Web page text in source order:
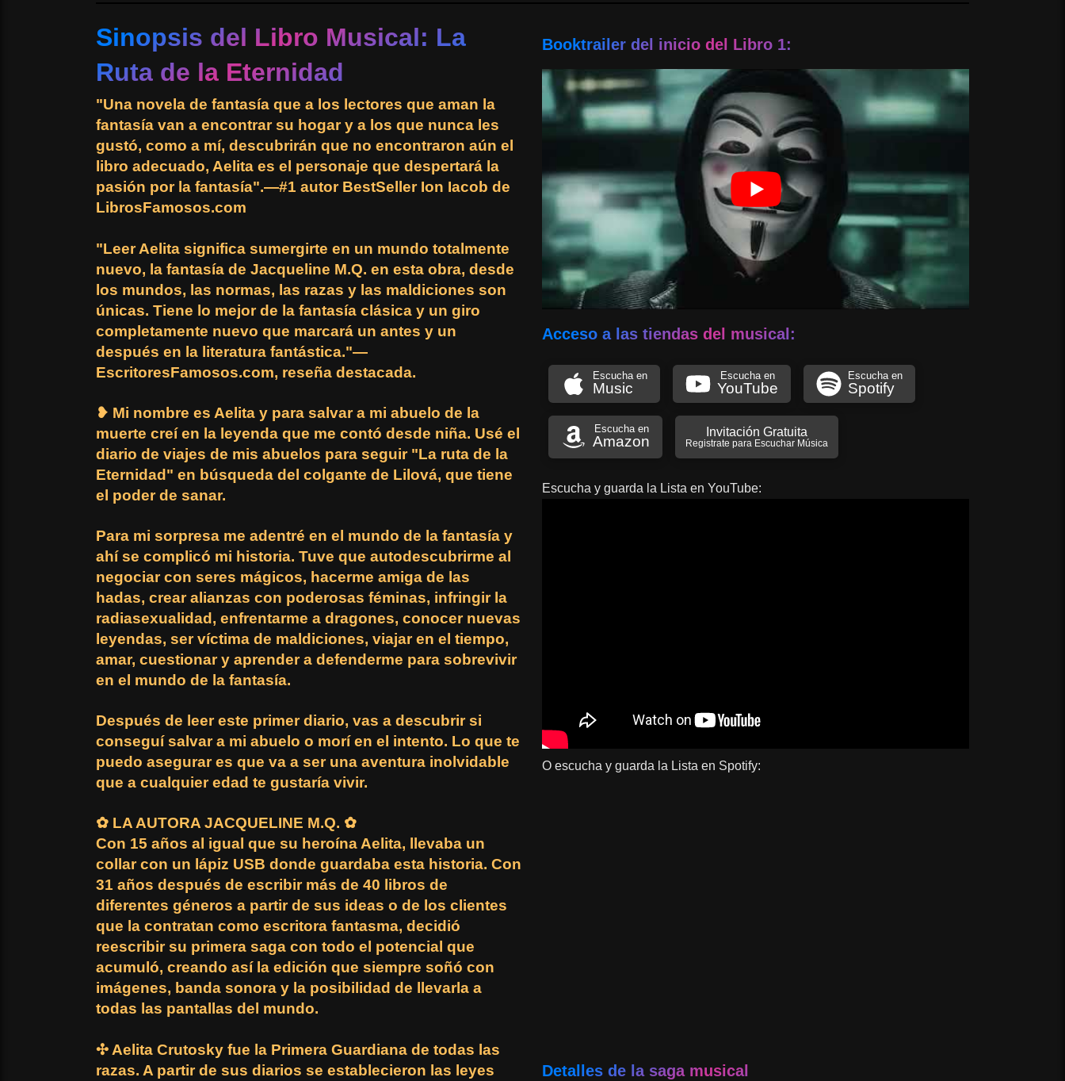
Sinopsis del Libro Musical: La
Ruta de la Eternidad
"Una novela de fantasía que a los lectores que aman la
fantasía van a encontrar su hogar y a los que nunca les
gustó, como a mí, descubrirán que no encontraron aún el
libro adecuado, Aelita es el personaje que despertará la
pasión por la fantasía".—#1 autor BestSeller Ion Iacob de
LibrosFamosos.com
"Leer Aelita significa sumergirte en un mundo totalmente
nuevo, la fantasía de Jacqueline M.Q. en esta obra, desde
los mundos, las normas, las razas y las maldiciones son
únicas. Tiene lo mejor de la fantasía clásica y un giro
completamente nuevo que marcará un antes y un
después en la literatura fantástica."—
EscritoresFamosos.com, reseña destacada.
❥ Mi nombre es Aelita y para salvar a mi abuelo de la
muerte creí en la leyenda que me contó desde niña. Usé el
diario de viajes de mis abuelos para seguir "La ruta de la
Eternidad" en búsqueda del colgante de Lilová, que tiene
el poder de sanar.
Para mi sorpresa me adentré en el mundo de la fantasía y
ahí se complicó mi historia. Tuve que autodescubrirme al
negociar con seres mágicos, hacerme amiga de las
hadas, crear alianzas con poderosas féminas, infringir la
radiasexualidad, enfrentarme a dragones, conocer nuevas
leyendas, ser víctima de maldiciones, viajar en el tiempo,
amar, cuestionar y aprender a defenderme para sobrevivir
en el mundo de la fantasía.
Después de leer este primer diario, vas a descubrir si
conseguí salvar a mi abuelo o morí en el intento. Lo que te
puedo asegurar es que va a ser una aventura inolvidable
que a cualquier edad te gustaría vivir.
✿ LA AUTORA JACQUELINE M.Q. ✿
Con 15 años al igual que su heroína Aelita, llevaba un
collar con un lápiz USB donde guardaba esta historia. Con
31 años después de escribir más de 40 libros de
diferentes géneros a partir de sus ideas o de los clientes
que la contratan como escritora fantasma, decidió
reescribir su primera saga con todo el potencial que
acumuló, creando así la edición que siempre soñó con
imágenes, banda sonora y la posibilidad de llevarla a
todas las pantallas del mundo.
✣ Aelita Crutosky fue la Primera Guardiana de todas las
razas. A partir de sus diarios se establecieron las leyes
Booktrailer del inicio del Libro 1:
Acceso a las tiendas del musical:
Escucha en
Music
Escucha en
YouTube
Escucha en
Spotify
Escucha en
Amazon
Invitación Gratuita
Registrate para Escuchar Música
Escucha y guarda la Lista en YouTube:
O escucha y guarda la Lista en Spotify:
Detalles de la saga musical